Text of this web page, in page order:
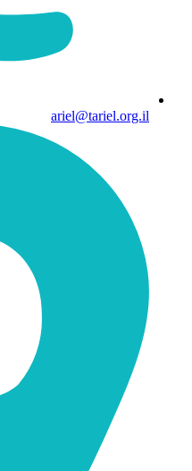
ariel@tariel.org.il